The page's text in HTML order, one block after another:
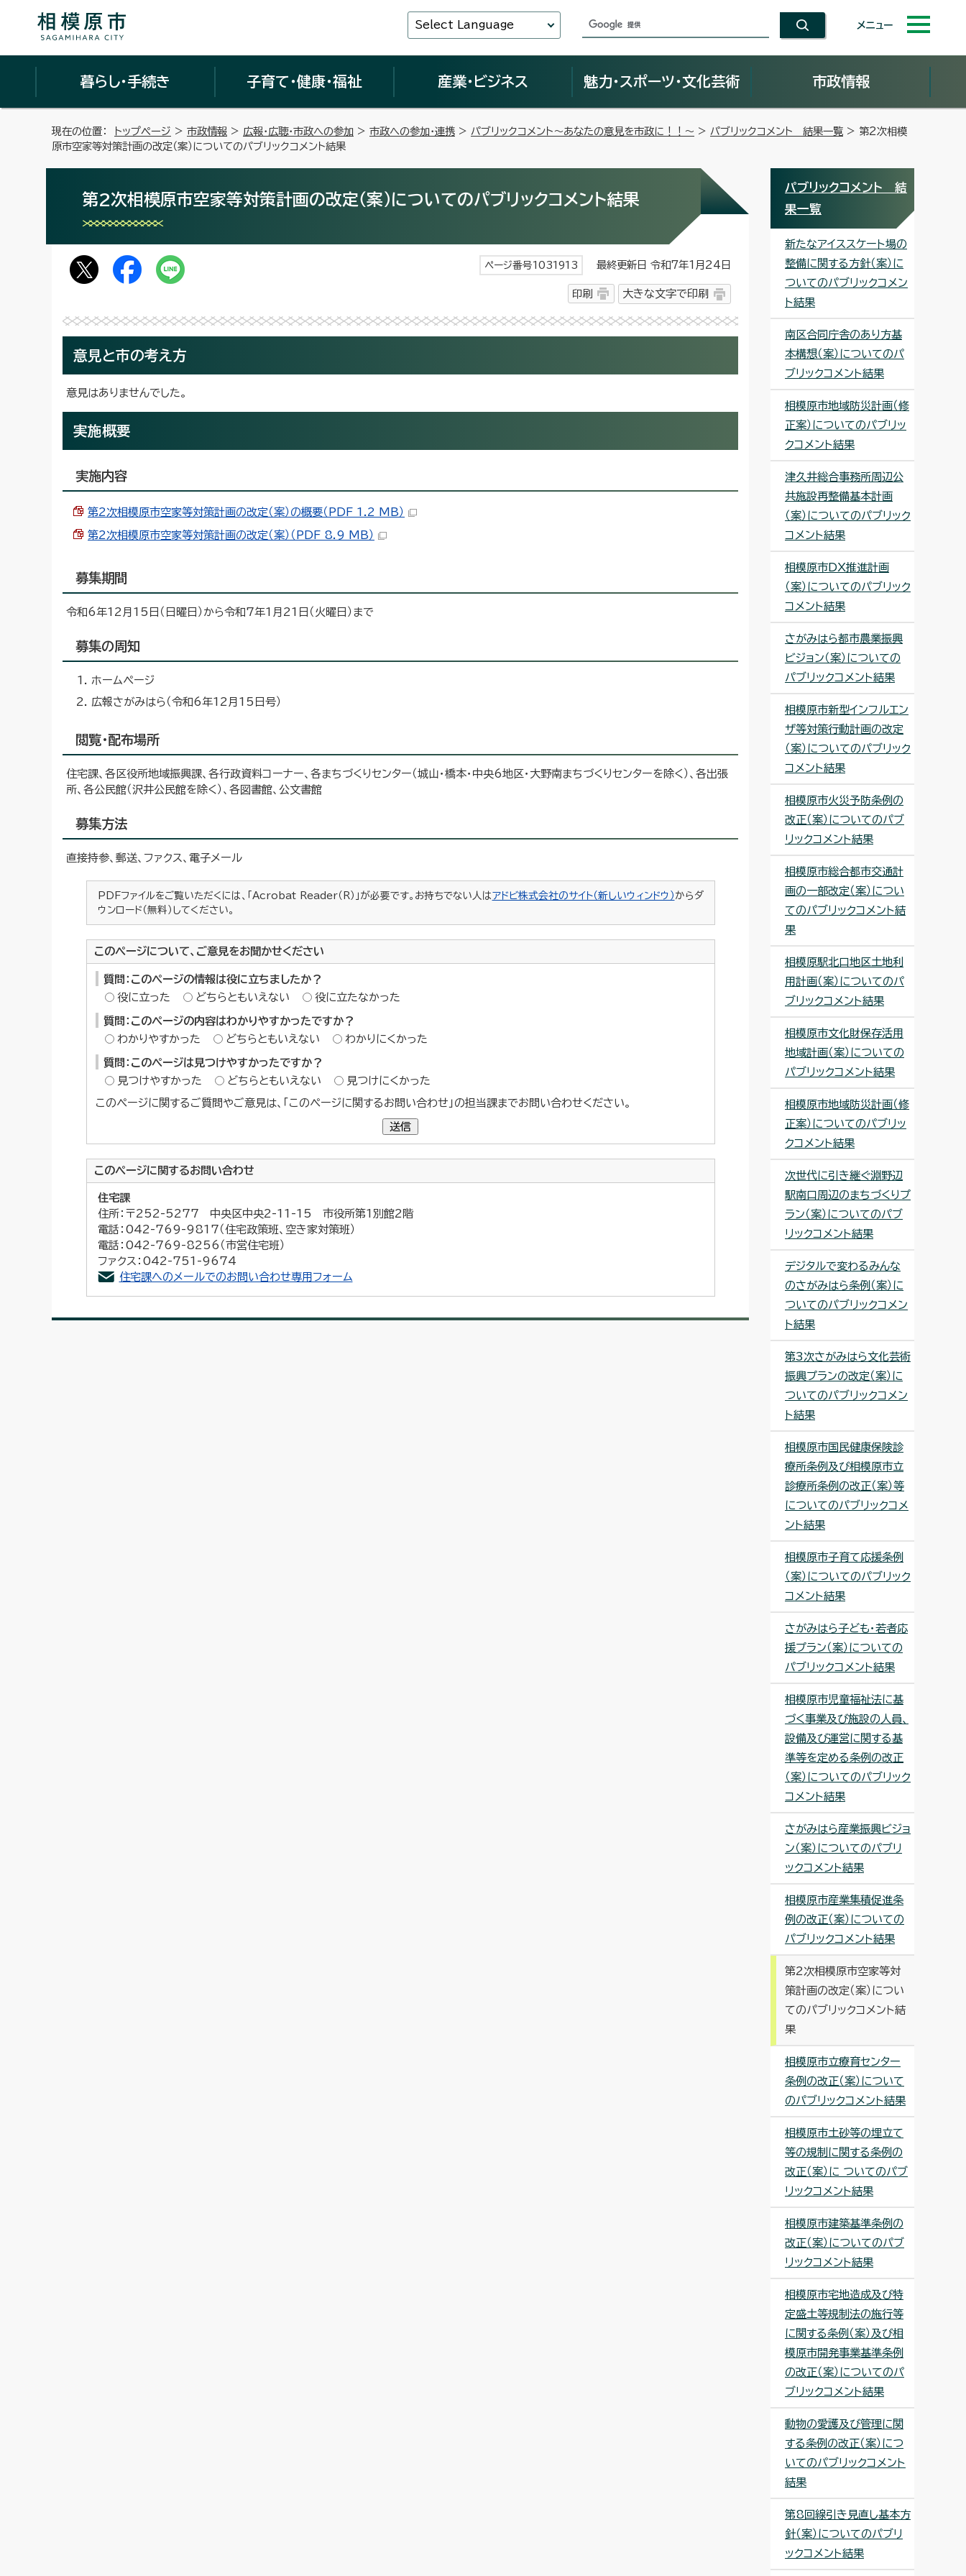
Select Language メニュー
暮らし・手続き 子育て・健康・福祉 産業・ビジネス 魅力・スポーツ・文化芸術 市政情報
現在の位置： トップページ > 市政情報 > 広報・広聴・市政への参加 > 市政への参加・連携 > パブリックコメント～あなたの意見を市政に！！～ > パブリックコメント 結果一覧 > 第2次相模
原市空家等対策計画の改定（案）についてのパブリックコメント結果
第2次相模原市空家等対策計画の改定（案）についてのパブリックコメント結果
ページ番号1031913 最終更新日 令和7年1月24日
印刷 大きな文字で印刷
意見と市の考え方
意見はありませんでした。
実施概要
実施内容
第2次相模原市空家等対策計画の改定（案）の概要（PDF 1.2 MB）
第2次相模原市空家等対策計画の改定（案）（PDF 8.9 MB）
募集期間
令和6年12月15日（日曜日）から令和7年1月21日（火曜日）まで
募集の周知
ホームページ
広報さがみはら（令和6年12月15日号）
閲覧・配布場所
住宅課、各区役所地域振興課、各行政資料コーナー、各まちづくりセンター（城山・橋本・中央6地区・大野南まちづくりセンターを除く）、各出張
所、各公民館（沢井公民館を除く）、各図書館、公文書館
募集方法
直接持参、郵送、ファクス、電子メール
PDFファイルをご覧いただくには、「Acrobat Reader（R）」が必要です。お持ちでない人はアドビ株式会社のサイト（新しいウィンドウ） からダ
ウンロード（無料）してください。
このページについて、ご意見をお聞かせください
質問：このページの情報は役に立ちましたか？
役に立った
どちらともいえない 役に立たなかった
質問：このページの内容はわかりやすかったですか？
わかりやすかった
どちらともいえない わかりにくかった
質問：このページは見つけやすかったですか？
見つけやすかった
どちらともいえない 見つけにくかった
このページに関するご質問やご意見は、「このページに関するお問い合わせ」の担当課までお問い合わせください。
送信
このページに関するお問い合わせ
住宅課
住所：〒252-5277 中央区中央2-11-15 市役所第1別館2階
電話：042-769-9817（住宅政策班、空き家対策班）
電話：042-769-8256（市営住宅班）
ファクス：042-751-9674
住宅課へのメールでのお問い合わせ専用フォーム
パブリックコメント 結
果一覧
新たなアイススケート場の
整備に関する方針（案）に
ついてのパブリックコメン
ト結果
南区合同庁舎のあり方基
本構想（案）についてのパ
ブリックコメント結果
相模原市地域防災計画（修
正案）についてのパブリッ
クコメント結果
津久井総合事務所周辺公
共施設再整備基本計画
（案）についてのパブリック
コメント結果
相模原市DX推進計画
（案）についてのパブリック
コメント結果
さがみはら都市農業振興
ビジョン（案）についての
パブリックコメント結果
相模原市新型インフルエン
ザ等対策行動計画の改定
（案）についてのパブリック
コメント結果
相模原市火災予防条例の
改正（案）についてのパブ
リックコメント結果
相模原市総合都市交通計
画の一部改定（案）につい
てのパブリックコメント結
果
相模原駅北口地区土地利
用計画（案）についてのパ
ブリックコメント結果
相模原市文化財保存活用
地域計画（案）についての
パブリックコメント結果
相模原市地域防災計画（修
正案）についてのパブリッ
クコメント結果
次世代に引き継ぐ淵野辺
駅南口周辺のまちづくりプ
ラン（案）についてのパブ
リックコメント結果
デジタルで変わるみんな
のさがみはら条例（案）に
ついてのパブリックコメン
ト結果
第3次さがみはら文化芸術
振興プランの改定（案）に
ついてのパブリックコメン
ト結果
相模原市国民健康保険診
療所条例及び相模原市立
診療所条例の改正（案）等
についてのパブリックコメ
ント結果
相模原市子育て応援条例
（案）についてのパブリック
コメント結果
さがみはら子ども・若者応
援プラン（案）についての
パブリックコメント結果
相模原市児童福祉法に基
づく事業及び施設の人員、
設備及び運営に関する基
準等を定める条例の改正
（案）についてのパブリック
コメント結果
さがみはら産業振興ビジョ
ン（案）についてのパブリ
ックコメント結果
相模原市産業集積促進条
例の改正（案）についての
パブリックコメント結果
第2次相模原市空家等対
策計画の改定（案）につい
てのパブリックコメント結
果
相模原市立療育センター
条例の改正（案）について
のパブリックコメント結果
相模原市土砂等の埋立て
等の規制に関する条例の
改正（案）に ついてのパブ
リックコメント結果
相模原市建築基準条例の
改正（案）についてのパブ
リックコメント結果
相模原市宅地造成及び特
定盛土等規制法の施行等
に関する条例（案）及び相
模原市開発事業基準条例
の改正（案）についてのパ
ブリックコメント結果
動物の愛護及び管理に関
する条例の改正（案）につ
いてのパブリックコメント
結果
第8回線引き見直し基本方
針（案）についてのパブリ
ックコメント結果